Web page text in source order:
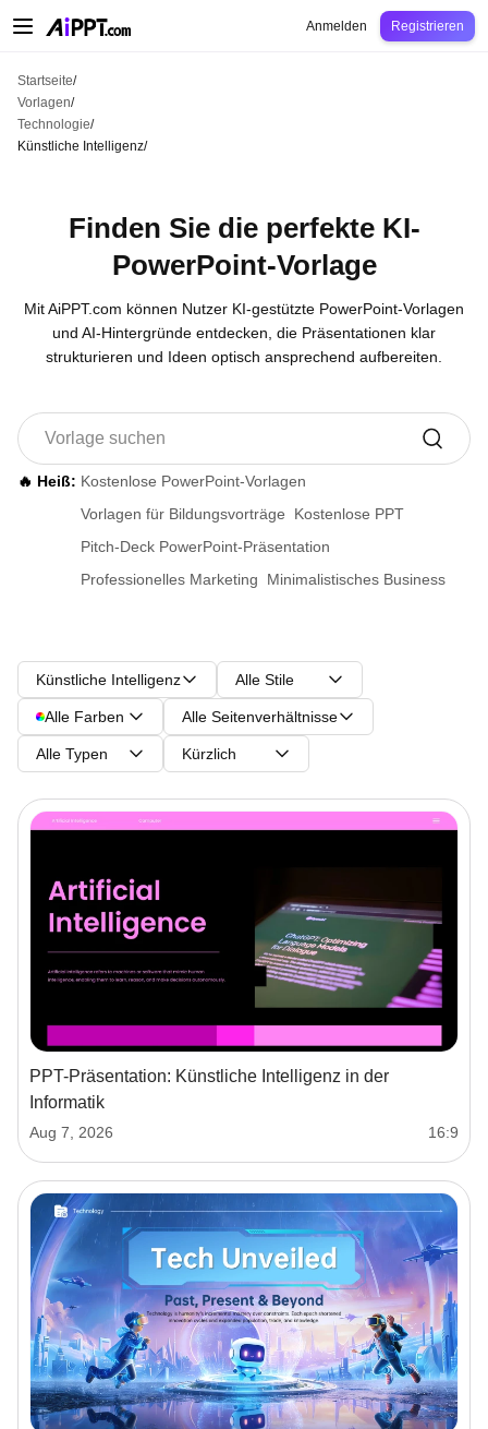
BildungLehrkraft
Anmelden Registrieren
Startseite/
Vorlagen/
Technologie/
Künstliche Intelligenz/
Finden Sie die perfekte KI-
PowerPoint-Vorlage
Mit AiPPT.com können Nutzer KI-gestützte PowerPoint-Vorlagen
und AI-Hintergründe entdecken, die Präsentationen klar
strukturieren und Ideen optisch ansprechend aufbereiten.
🔥 Heiß: Kostenlose PowerPoint-Vorlagen
Vorlagen für Bildungsvorträge
Kostenlose PPT
Pitch-Deck PowerPoint-Präsentation
Professionelles Marketing
Minimalistisches Business
Künstliche Intelligenz Alle Stile
Alle Farben Alle Seitenverhältnisse
Alle Typen Kürzlich
PPT-Präsentation: Künstliche Intelligenz in der
Informatik
Aug 7, 2026 16:9